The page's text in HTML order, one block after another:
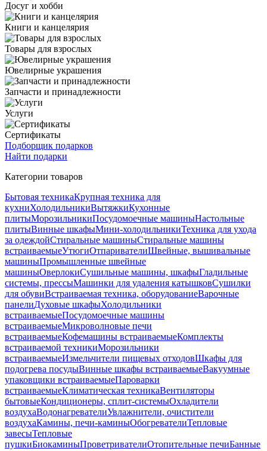
Досуг и хобби
Книги и канцелярия
Товары для взрослых
Ювелирные украшения
Запчасти и принадлежности
Услуги
Сертификаты
Подборщик подарков
Найти подарки
Категории товаров
Бытовая техникаКрупная техника для
кухниХолодильникиВытяжкиКухонные
плитыМорозильникиПосудомоечные машиныНастольные
плитыВинные шкафыМини-холодильникиТехника для ухода
за одеждойСтиральные машиныСтиральные машины
встраиваемыеУтюгиОтпаривателиШвейные, вышивальные
машиныПромышленные швейные
машиныОверлокиСушильные машины, шкафыГладильные
системы, прессыМашинки для удаления катышковСушилки
для обувиВстраиваемая техника, оборудованиеВарочные
панелиДуховые шкафыХолодильники
встраиваемыеПосудомоечные машины
встраиваемыеМикроволновые печи
встраиваемыеКофемашины встраиваемыеКомплекты
встраиваемой техникиМорозильники
встраиваемыеИзмельчители пищевых отходовШкафы для
подогрева посудыВинные шкафы встраиваемыеВакуумные
упаковщики встраиваемыеПароварки
встраиваемыеКлиматическая техникаВентиляторы
бытовыеКондиционеры, сплит-системыОхладители
воздухаВодонагревателиУвлажнители, очистители
воздухаКамины, печи-каминыОбогревателиТепловые
завесыТепловые
пушкиБиокаминыПроветривателиОтопительные печиБанные